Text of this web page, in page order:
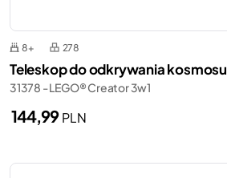
8+ 278
Teleskop do odkrywania kosmosu
31378 - LEGO® Creator 3w1
144,99PLN